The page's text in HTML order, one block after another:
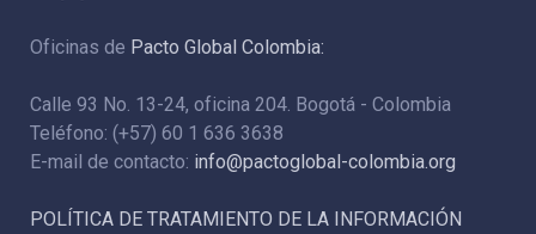
Oficinas de Pacto Global Colombia:
Calle 93 No. 13-24, oficina 204. Bogotá - Colombia
Teléfono: (+57) 60 1 636 3638
E-mail de contacto: info@pactoglobal-colombia.org
POLÍTICA DE TRATAMIENTO DE LA INFORMACIÓN